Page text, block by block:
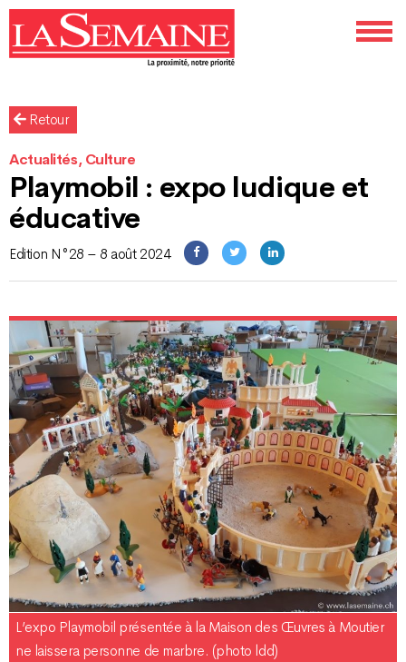
Retour
Actualités, Culture
Playmobil : expo ludique et
éducative
Edition N°28 – 8 août 2024
L’expo Playmobil présentée à la Maison des Œuvres à Moutier
ne laissera personne de marbre. (photo ldd)